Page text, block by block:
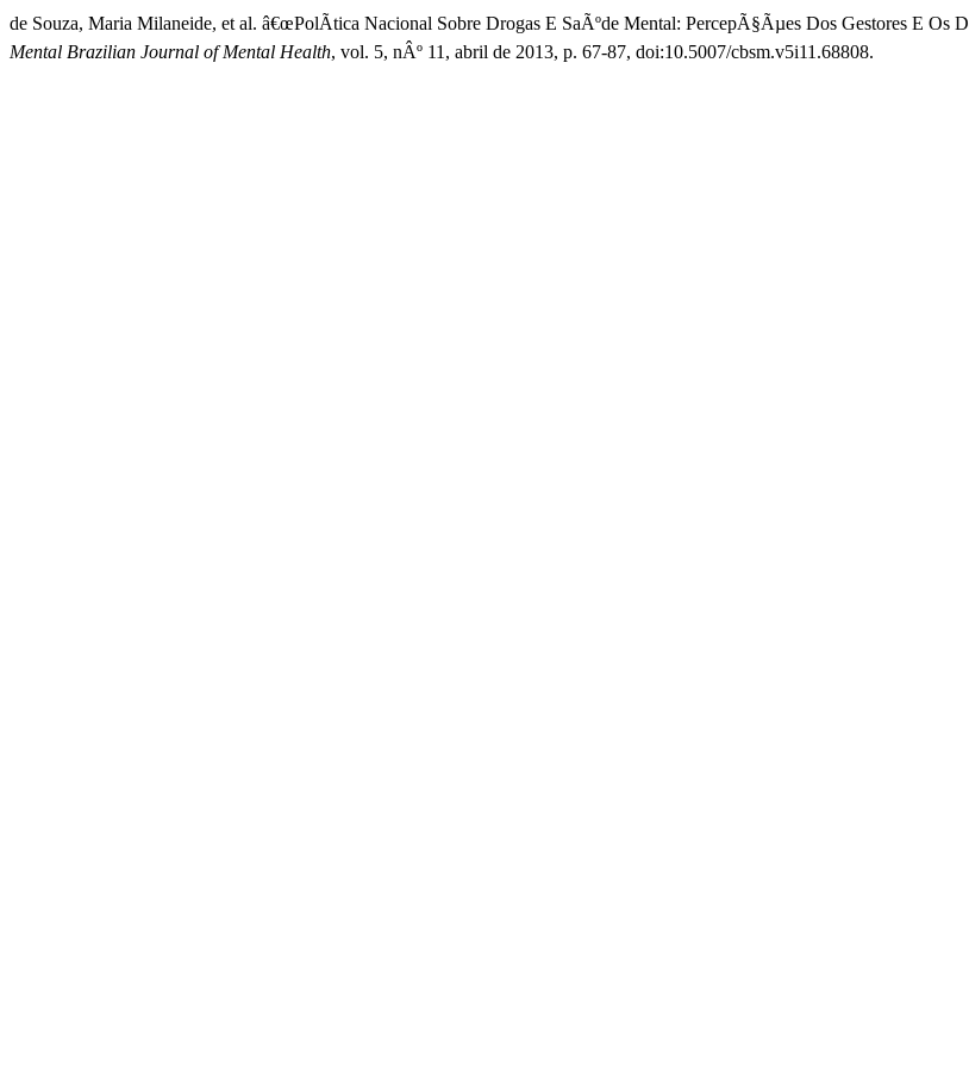
de Souza, Maria Milaneide, et al. â€œPolÃ­tica Nacional Sobre Drogas E SaÃºde Mental: PercepÃ§Ãµes Dos Gestores E Os
Mental Brazilian Journal of Mental Health, vol. 5, nÂº 11, abril de 2013, p. 67-87, doi:10.5007/cbsm.v5i11.68808.